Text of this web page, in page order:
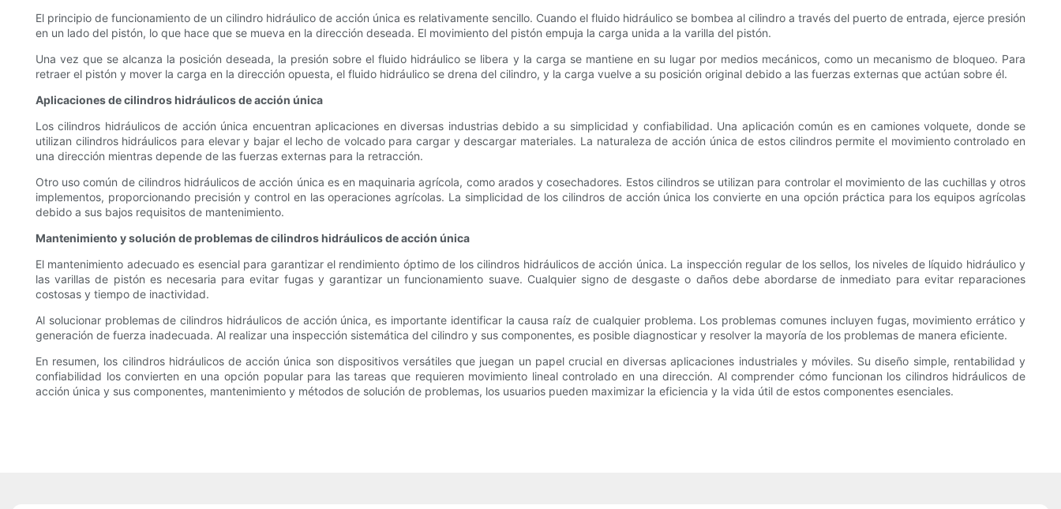
El principio de funcionamiento de un cilindro hidráulico de acción única es relativamente sencillo. Cuando el fluido hidráulico se bombea al cilindro a través del puerto de entrada, ejerce presión
en un lado del pistón, lo que hace que se mueva en la dirección deseada. El movimiento del pistón empuja la carga unida a la varilla del pistón.
Una vez que se alcanza la posición deseada, la presión sobre el fluido hidráulico se libera y la carga se mantiene en su lugar por medios mecánicos, como un mecanismo de bloqueo. Para
retraer el pistón y mover la carga en la dirección opuesta, el fluido hidráulico se drena del cilindro, y la carga vuelve a su posición original debido a las fuerzas externas que actúan sobre él.
Aplicaciones de cilindros hidráulicos de acción única
Los cilindros hidráulicos de acción única encuentran aplicaciones en diversas industrias debido a su simplicidad y confiabilidad. Una aplicación común es en camiones volquete, donde se
utilizan cilindros hidráulicos para elevar y bajar el lecho de volcado para cargar y descargar materiales. La naturaleza de acción única de estos cilindros permite el movimiento controlado en
una dirección mientras depende de las fuerzas externas para la retracción.
Otro uso común de cilindros hidráulicos de acción única es en maquinaria agrícola, como arados y cosechadores. Estos cilindros se utilizan para controlar el movimiento de las cuchillas y otros
implementos, proporcionando precisión y control en las operaciones agrícolas. La simplicidad de los cilindros de acción única los convierte en una opción práctica para los equipos agrícolas
debido a sus bajos requisitos de mantenimiento.
Mantenimiento y solución de problemas de cilindros hidráulicos de acción única
El mantenimiento adecuado es esencial para garantizar el rendimiento óptimo de los cilindros hidráulicos de acción única. La inspección regular de los sellos, los niveles de líquido hidráulico y
las varillas de pistón es necesaria para evitar fugas y garantizar un funcionamiento suave. Cualquier signo de desgaste o daños debe abordarse de inmediato para evitar reparaciones
costosas y tiempo de inactividad.
Al solucionar problemas de cilindros hidráulicos de acción única, es importante identificar la causa raíz de cualquier problema. Los problemas comunes incluyen fugas, movimiento errático y
generación de fuerza inadecuada. Al realizar una inspección sistemática del cilindro y sus componentes, es posible diagnosticar y resolver la mayoría de los problemas de manera eficiente.
En resumen, los cilindros hidráulicos de acción única son dispositivos versátiles que juegan un papel crucial en diversas aplicaciones industriales y móviles. Su diseño simple, rentabilidad y
confiabilidad los convierten en una opción popular para las tareas que requieren movimiento lineal controlado en una dirección. Al comprender cómo funcionan los cilindros hidráulicos de
acción única y sus componentes, mantenimiento y métodos de solución de problemas, los usuarios pueden maximizar la eficiencia y la vida útil de estos componentes esenciales.